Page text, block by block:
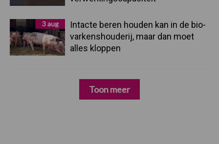
3 aug
Intacte beren houden kan in de bio-
varkenshouderij, maar dan moet
alles kloppen
Toon meer